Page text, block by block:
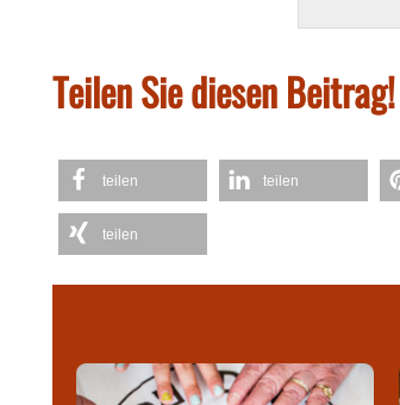
Teilen Sie diesen Beitrag!
teilen teilen
teilen